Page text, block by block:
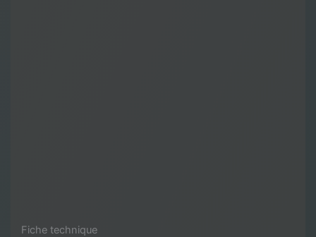
Fiche technique